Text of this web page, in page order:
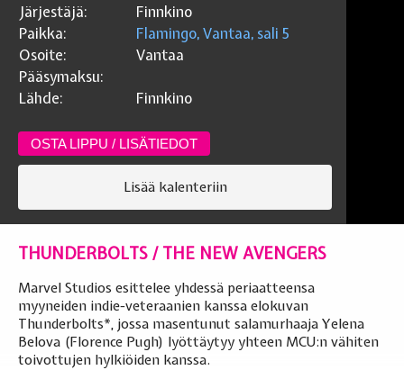
Järjestäjä:
Finnkino
Paikka:
Flamingo, Vantaa, sali 5
Osoite:
Vantaa
Pääsymaksu:
Lähde:
Finnkino
OSTA LIPPU / LISÄTIEDOT
Lisää kalenteriin
THUNDERBOLTS / THE NEW AVENGERS
Marvel Studios esittelee yhdessä periaatteensa
myyneiden indie-veteraanien kanssa elokuvan
Thunderbolts*, jossa masentunut salamurhaaja Yelena
Belova (Florence Pugh) lyöttäytyy yhteen MCU:n vähiten
toivottujen hylkiöiden kanssa.